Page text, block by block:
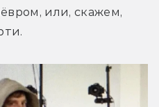
или, скажем,